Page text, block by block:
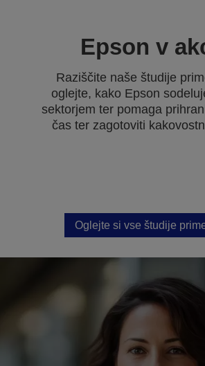
Epson v
Raziščite naše študije
oglejte, kako Epson
sektorjem ter pomaga
čas ter zagotoviti
Oglejte si vse študije